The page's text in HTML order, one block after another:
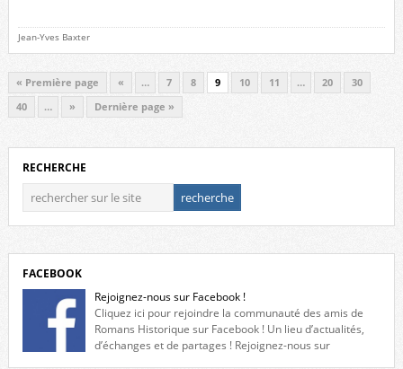
Jean-Yves Baxter
« Première page « … 7 8 9 10 11 … 20
30
40
… » Dernière page »
RECHERCHE
FACEBOOK
Rejoignez-nous sur Facebook !
Cliquez ici pour rejoindre la communauté des amis de
Romans Historique sur Facebook ! Un lieu d’actualités,
d’échanges et de partages ! Rejoignez-nous sur